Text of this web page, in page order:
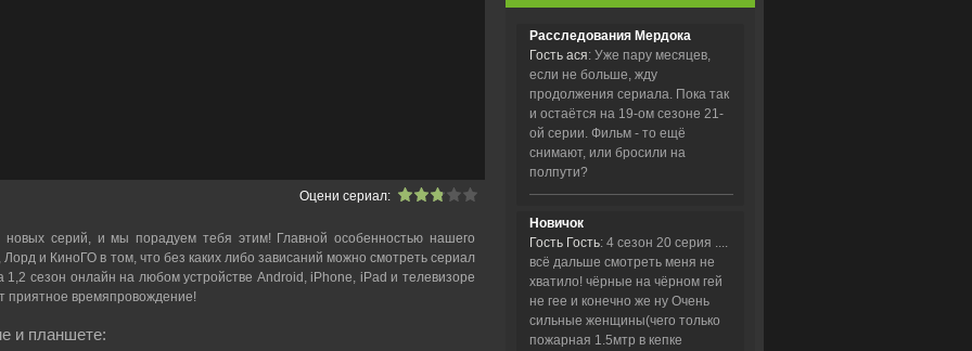
Оцени сериал:
новых серий, и мы порадуем тебя этим! Главной особенностью нашего
Лорд и КиноГО в том, что без каких либо зависаний можно смотреть cериал
сезон онлайн на любом устройстве Android, iPhone, iPad и телевизоре
приятное времяпровождение!
и планшете:
Расследования Мердока
Гость ася: Уже пару месяцев,
если не больше, жду
продолжения сериала. Пока так
и остаётся на 19-ом сезоне 21-
ой серии. Фильм - то ещё
снимают, или бросили на
полпути?
Новичок
Гость Гость: 4 сезон 20 серия ....
всё дальше смотреть меня не
хватило! чёрные на чёрном гей
не гее и конечно же ну Очень
сильные женщины(чего только
пожарная 1.5мтр в кепке